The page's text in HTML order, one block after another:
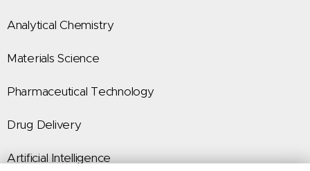
Analytical Chemistry
Materials Science
Pharmaceutical Technology
Drug Delivery
Artificial Intelligence